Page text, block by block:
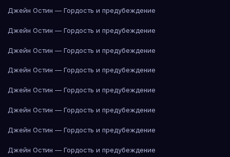
Джейн Остин — Гордость и предубеждение
Джейн Остин — Гордость и предубеждение
Джейн Остин — Гордость и предубеждение
Джейн Остин — Гордость и предубеждение
Джейн Остин — Гордость и предубеждение
Джейн Остин — Гордость и предубеждение
Джейн Остин — Гордость и предубеждение
Джейн Остин — Гордость и предубеждение